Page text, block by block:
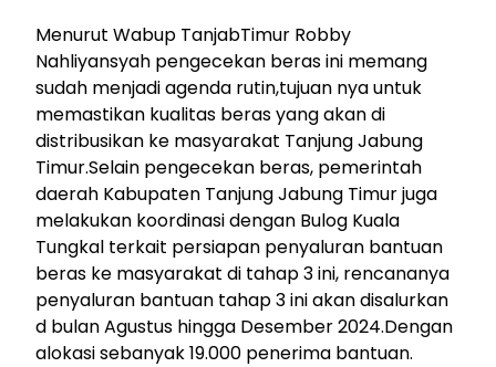
Menurut Wabup TanjabTimur Robby
Nahliyansyah pengecekan beras ini memang
sudah menjadi agenda rutin,tujuan nya untuk
memastikan kualitas beras yang akan di
distribusikan ke masyarakat Tanjung Jabung
Timur.Selain pengecekan beras, pemerintah
daerah Kabupaten Tanjung Jabung Timur juga
melakukan koordinasi dengan Bulog Kuala
Tungkal terkait persiapan penyaluran bantuan
beras ke masyarakat di tahap 3 ini, rencananya
penyaluran bantuan tahap 3 ini akan disalurkan
d bulan Agustus hingga Desember 2024.Dengan
alokasi sebanyak 19.000 penerima bantuan.